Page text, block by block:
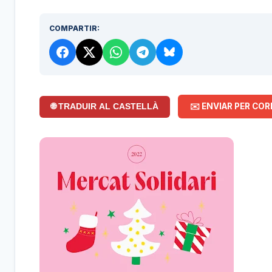
COMPARTIR:
🌐 TRADUIR AL CASTELLÀ ✉️ ENVIAR PER